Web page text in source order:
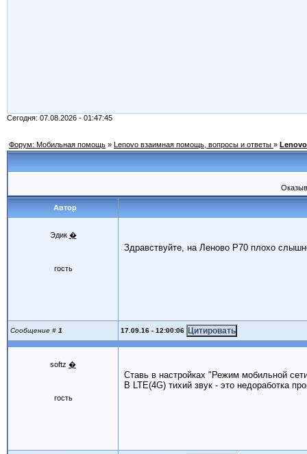
Сегодня: 07.08.2026 - 01:47:45
Форум: Мобильная помощь » Lenovo взаимная помощь, вопросы и ответы »
Автор
Эдик �
гость
Здравствуйте, на Леново Р70 плохо
Сообщение # 1 17.09.16 - 12:00:06
softz �
гость
Ставь в настройках "Режим мобильной
В LTE(4G) тихий звук - это недоработка